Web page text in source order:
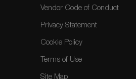
Vendor Code of Conduct
Privacy Statement
Cookie Policy
Terms of Use
Site Map